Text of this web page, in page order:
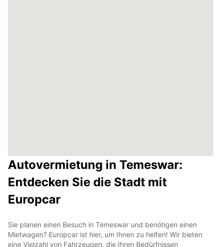
Autovermietung in Temeswar:
Entdecken Sie die Stadt mit
Europcar
Sie planen einen Besuch in Temeswar und benötigen einen
Mietwagen? Europcar ist hier, um Ihnen zu helfen! Wir bieten
eine Vielzahl von Fahrzeugen, die Ihren Bedürfnissen